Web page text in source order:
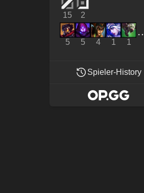
15 2
5 5 4 1 1
Spieler-History